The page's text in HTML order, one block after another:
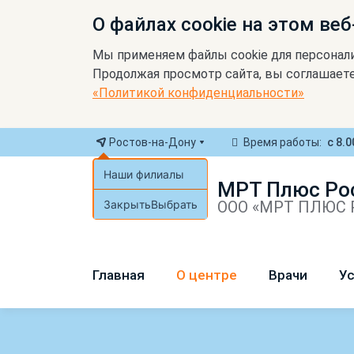
О файлах cookie на этом
Мы применяем файлы cookie для
Продолжая просмотр сайта, вы
«Политикой конфиденциальности»
Ростов-на-Дону
Наши филиалы
ЗакрытьВыбрать
Время работы: с
МРТ Плюс
ООО «МРТ ПЛЮС
Главная О центре Врачи